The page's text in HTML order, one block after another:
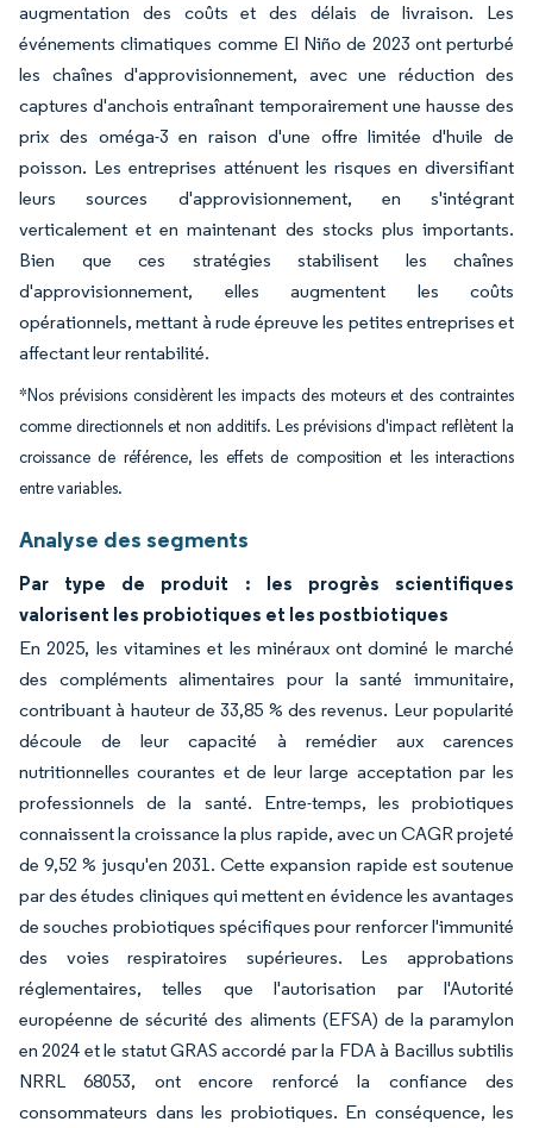
augmentation des coûts et des délais de livraison. Les
événements climatiques comme El Niño de 2023 ont perturbé
les chaînes d'approvisionnement, avec une réduction des
captures d'anchois entraînant temporairement une hausse des
prix des oméga-3 en raison d'une offre limitée d'huile de
poisson. Les entreprises atténuent les risques en diversifiant
leurs sources d'approvisionnement, en s'intégrant
verticalement et en maintenant des stocks plus importants.
Bien que ces stratégies stabilisent les chaînes
d'approvisionnement, elles augmentent les coûts
opérationnels, mettant à rude épreuve les petites entreprises et
affectant leur rentabilité.
*Nos prévisions considèrent les impacts des moteurs et des contraintes
comme directionnels et non additifs. Les prévisions d'impact reflètent la
croissance de référence, les effets de composition et les interactions
entre variables.
Analyse des segments
Par type de produit : les progrès scientifiques
valorisent les probiotiques et les postbiotiques
En 2025, les vitamines et les minéraux ont dominé le marché
des compléments alimentaires pour la santé immunitaire,
contribuant à hauteur de 33,85 % des revenus. Leur popularité
découle de leur capacité à remédier aux carences
nutritionnelles courantes et de leur large acceptation par les
professionnels de la santé. Entre-temps, les probiotiques
connaissent la croissance la plus rapide, avec un CAGR projeté
de 9,52 % jusqu'en 2031. Cette expansion rapide est soutenue
par des études cliniques qui mettent en évidence les avantages
de souches probiotiques spécifiques pour renforcer l'immunité
des voies respiratoires supérieures. Les approbations
réglementaires, telles que l'autorisation par l'Autorité
européenne de sécurité des aliments (EFSA) de la paramylon
en 2024 et le statut GRAS accordé par la FDA à Bacillus subtilis
NRRL 68053, ont encore renforcé la confiance des
consommateurs dans les probiotiques. En conséquence, les